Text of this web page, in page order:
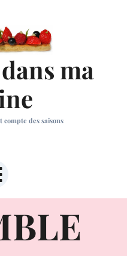
ma
compte des saisons